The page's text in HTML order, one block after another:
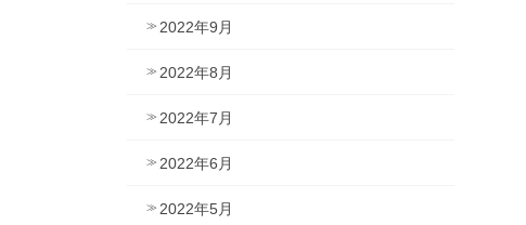
2022年9月
2022年8月
2022年7月
2022年6月
2022年5月